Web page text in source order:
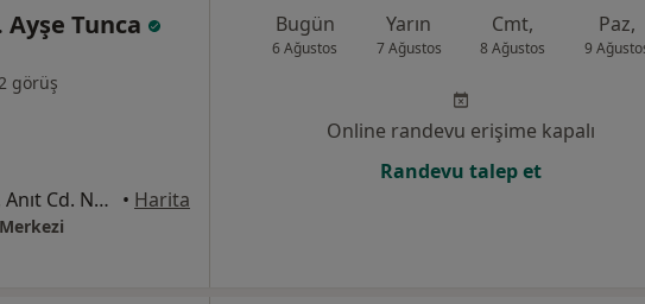
Ayşe Tunca
2 görüş
Tandoğan, Mebusevleri Mh, Anıt Cd. No:12 Çankaya, Ankara • Harita
Bugün
6 Ağustos
Yarın
7 Ağustos
Cmt,
8 Ağustos
Paz,
9
Online randevu erişime kapalı
Randevu talep et